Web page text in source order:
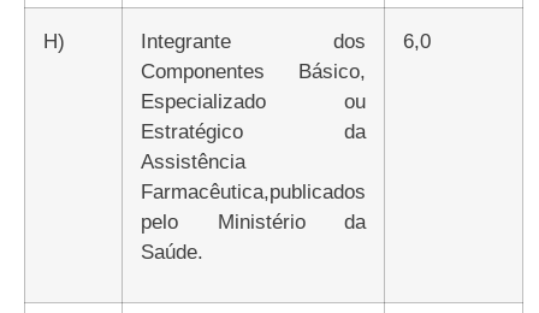
h)
Integrante dos
Componentes Básico,
Especializado ou
Estratégico da
Assistência
Farmacêutica,publicados
pelo Ministério da
Saúde.
6,0